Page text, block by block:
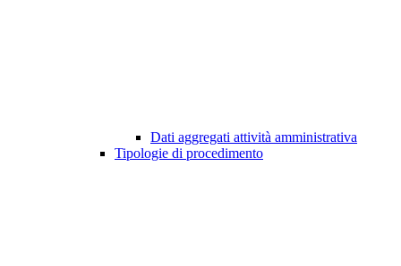
Dati aggregati attività amministrativa
Tipologie di procedimento